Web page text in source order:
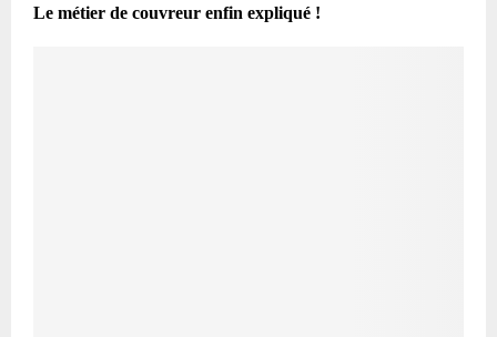
Le métier de couvreur enfin expliqué !